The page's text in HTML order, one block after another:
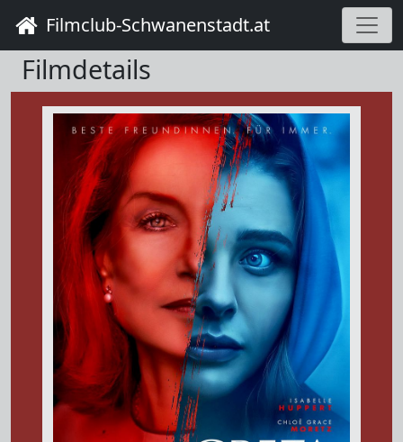
Filmclub-Schwanenstadt.at
Filmdetails